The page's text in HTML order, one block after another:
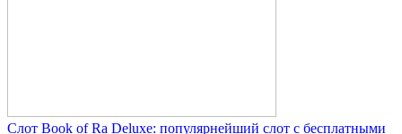
Слот Book of Ra Deluxe: популярнейший слот с бесплатными